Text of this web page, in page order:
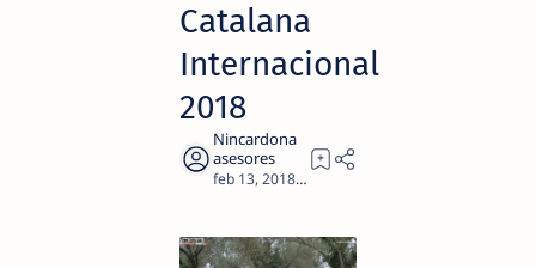
Catalana
Internacional
2018